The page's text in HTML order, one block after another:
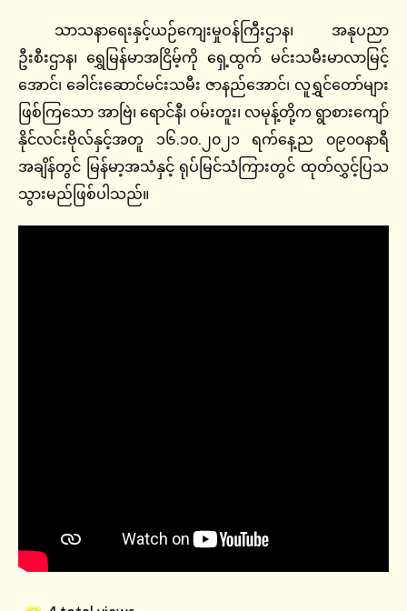
သာသနာရေးနှင့်ယဉ်ကျေးမှုဝန်ကြီးဌာန၊ အနုပညာ
ဦးစီးဌာန၊ ရွှေမြန်မာအငြိမ့်ကို ရှေ့ထွက် မင်းသမီးမာလာမြင့်
အောင်၊ ခေါင်းဆောင်မင်းသမီး ဇာနည်အောင်၊ လူရွှင်တော်များ
ဖြစ်ကြသော အာဗြဲ၊ ရောင်နီ၊ ဝမ်းတူး၊ လမုန့်တို့က ရွာစားကျော်
နိုင်လင်းဗိုလ်နှင့်အတူ ၁၆.၁၀.၂၀၂၁ ရက်နေ့ည ၀၉၀၀နာရီ
အချိန်တွင် မြန်မာ့အသံနှင့် ရုပ်မြင်သံကြားတွင် ထုတ်လွှင့်ပြသ
သွားမည်ဖြစ်ပါသည်။